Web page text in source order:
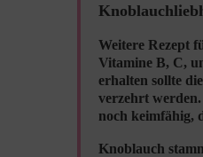
Weitere Rezept
Vitamine B, C,
erhalten sollte
verzehrt
noch keimfähig,
Knoblauch